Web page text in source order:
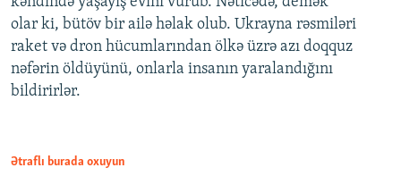
olar ki, bütöv bir ailə həlak olub. Ukrayna rəsmiləri
raket və dron hücumlarından ölkə üzrə azı doqquz
nəfərin öldüyünü, onlarla insanın yaralandığını
bildirirlər.
Ətraflı burada oxuyun